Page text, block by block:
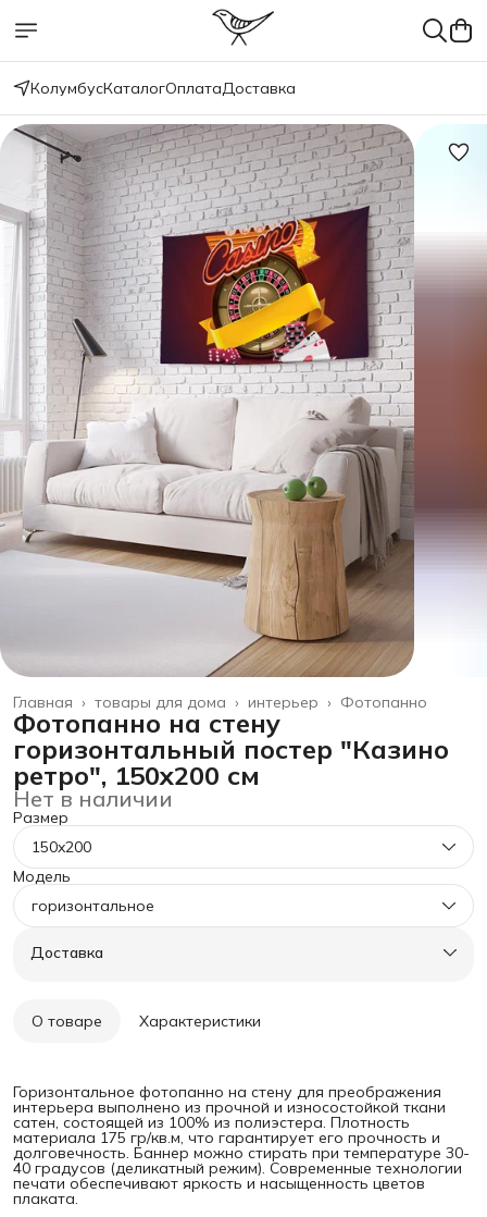
КолумбусКаталогОплатаДоставка
Фотопанно
интерьер ›
товары для дома ›
Главная ›
Фотопанно на стену
горизонтальный постер "Казино
ретро", 150x200 см
Нет в наличии
Размер
150x200
Модель
горизонтальное
Доставка
О товаре Характеристики
Горизонтальное фотопанно на стену для преображения
интерьера выполнено из прочной и износостойкой ткани
сатен, состоящей из 100% из полиэстера. Плотность
материала 175 гр/кв.м, что гарантирует его прочность и
долговечность. Баннер можно стирать при температуре 30-
40 градусов (деликатный режим). Современные технологии
печати обеспечивают яркость и насыщенность цветов
плаката.